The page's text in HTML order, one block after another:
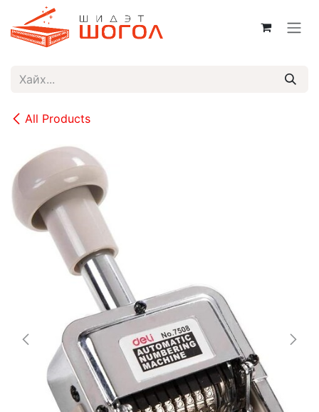
Skip to Content
All Products